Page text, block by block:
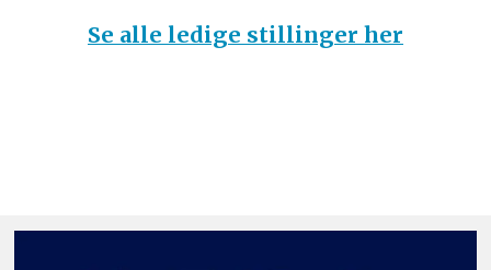
Se alle ledige stillinger her